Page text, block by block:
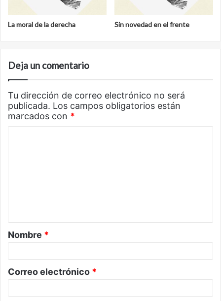
La moral de la derecha Sin novedad en el frente
Deja un comentario
Tu dirección de correo electrónico no será
publicada. Los campos obligatorios están
marcados con *
a
r
o
*
Nombre *
Correo electrónico *